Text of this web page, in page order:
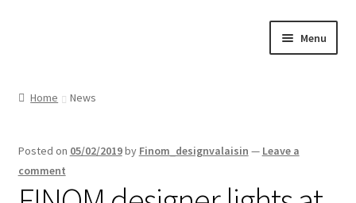
Menu
Checkout
Home News
Posted on 05/02/2019by Finom_designvalaisin — Leave a
comment